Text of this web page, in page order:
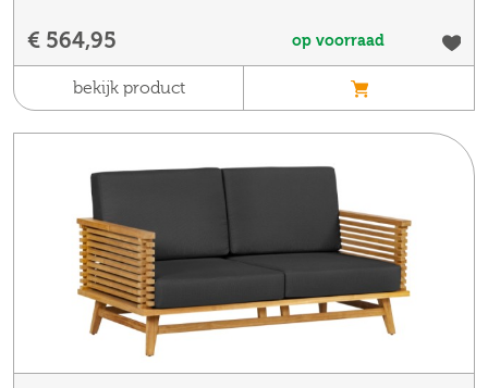
€ 564,95 op voorraad
bekijk product